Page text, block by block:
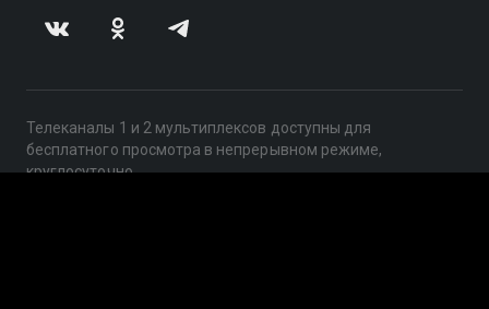
Телеканалы 1 и 2 мультиплексов доступны для
бесплатного просмотра в непрерывном режиме,
круглосуточно.